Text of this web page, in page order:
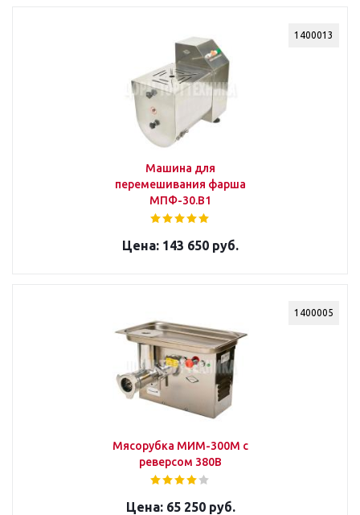
1400013
Машина для
перемешивания фарша
МПФ-30.В1
143 650 руб.
1400005
Мясорубка МИМ-300М с
реверсом 380В
65 250 руб.